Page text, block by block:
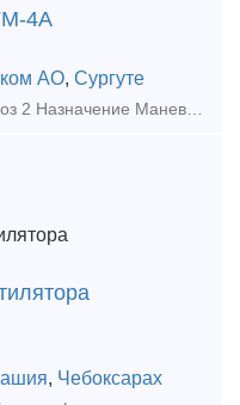
4А
АО, Сургуте
, Чебоксарах